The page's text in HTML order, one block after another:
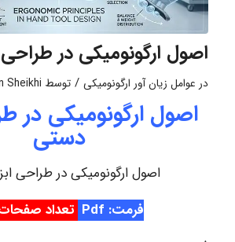
اصول ارگونومیکی در طراحی
در عوامل زیان آور ارگونومیکی / توسط Sheikhi
اصول ارگونومیکی در
دستی
اصول ارگونومیکی در طراحی
فرمت: Pdf
تعداد صفحات: